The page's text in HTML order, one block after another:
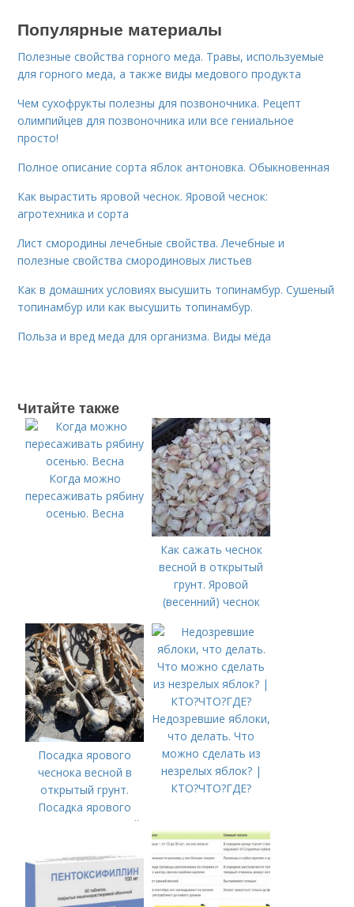
Популярные материалы
Полезные свойства горного меда. Травы, используемые
для горного меда, а также виды медового продукта
Чем сухофрукты полезны для позвоночника. Рецепт
олимпийцев для позвоночника или все гениальное
просто!
Полное описание сорта яблок антоновка. Обыкновенная
Как вырастить яровой чеснок. Яровой чеснок:
агротехника и сорта
Лист смородины лечебные свойства. Лечебные и
полезные свойства смородиновых листьев
Как в домашних условиях высушить топинамбур. Сушеный
топинамбур или как высушить топинамбур.
Польза и вред меда для организма. Виды мёда
Читайте также
Когда можно
пересаживать рябину
осенью. Весна
Как сажать чеснок
весной в открытый
грунт. Яровой
(весенний) чеснок
Посадка ярового
чеснока весной в
открытый грунт.
Посадка ярового
чеснока в открытый
Недозревшие яблоки,
что делать. Что
можно сделать из
незрелых яблок? |
КТО?ЧТО?ГДЕ?